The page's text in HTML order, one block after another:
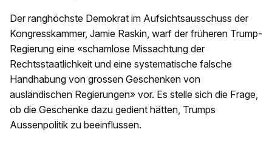
Der ranghöchste Demokrat im Aufsichtsausschuss der
Kongresskammer, Jamie Raskin, warf der früheren Trump-
Regierung eine «schamlose Missachtung der
Rechtsstaatlichkeit und eine systematische falsche
Handhabung von grossen Geschenken von
ausländischen Regierungen» vor. Es stelle sich die Frage,
ob die Geschenke dazu gedient hätten, Trumps
Aussenpolitik zu beeinflussen.